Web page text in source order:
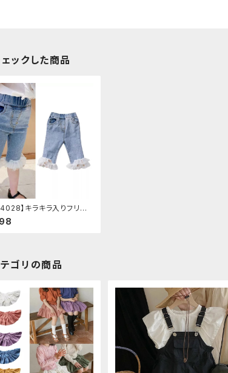
ックした商品
4028】キラキラ入りフリル
ツ
ゴリの商品